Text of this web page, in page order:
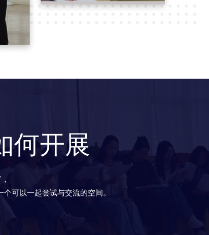
何开展
可以一起尝试与交流的空间。